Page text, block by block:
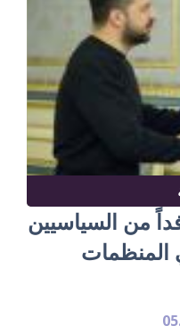
من السياسيين
المنظمات